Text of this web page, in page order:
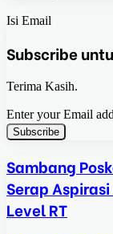
Isi Email
Subscribe
Terima Kasih.
Enter your Email
Sambang
Serap
Level RT